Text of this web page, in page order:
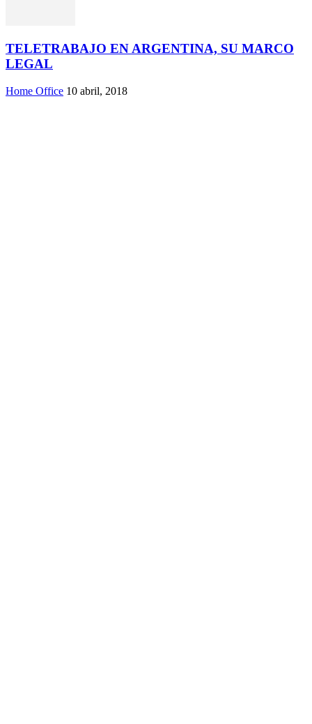
TELETRABAJO EN ARGENTINA, SU MARCO
LEGAL
Home Office 10 abril, 2018